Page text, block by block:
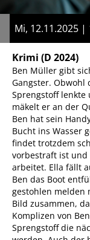
Mi, 12.11.2025 |
Krimi (D 2024)
Ben Müller gibt
Gangster. Obwohl
Sprengstoff
mäkelt er an der
Ben hat sein
Bucht ins Wasser
findet trotzdem
vorbestraft ist und
arbeitet. Ella fällt
Ben das Boot
gestohlen melden
Bild zusammen,
Komplizen von
Sprengstoff die